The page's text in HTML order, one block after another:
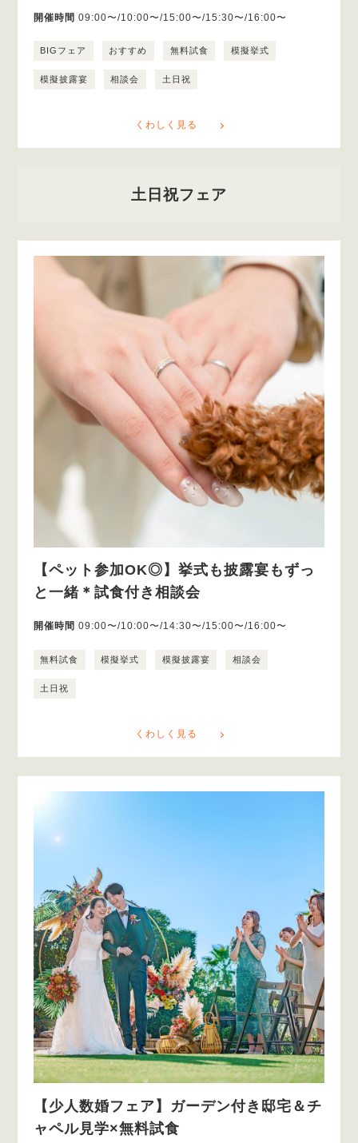
開催時間 09:00〜/10:00〜/15:00〜/15:30〜/16:00〜
BIGフェア おすすめ 無料試食 模擬挙式
模擬披露宴 相談会 土日祝
くわしく見る
土日祝フェア
【ペット参加OK◎】挙式も披露宴もずっ
と一緒＊試食付き相談会
開催時間 09:00〜/10:00〜/14:30〜/15:00〜/16:00〜
無料試食 模擬挙式 模擬披露宴 相談会
土日祝
くわしく見る
【少人数婚フェア】ガーデン付き邸宅＆チ
ャペル見学×無料試食